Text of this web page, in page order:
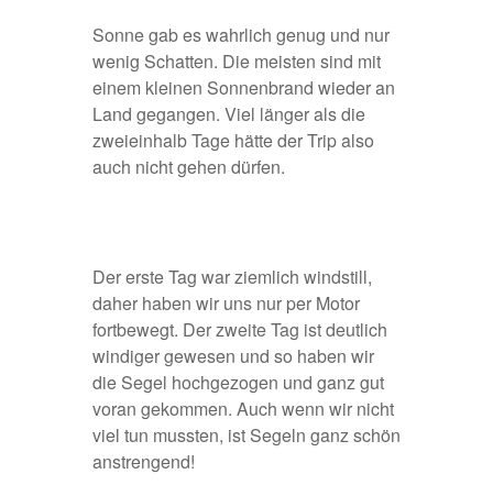
Sonne gab es wahrlich genug und nur
wenig Schatten. Die meisten sind mit
einem kleinen Sonnenbrand wieder an
Land gegangen. Viel länger als die
zweieinhalb Tage hätte der Trip also
auch nicht gehen dürfen.
Der erste Tag war ziemlich windstill,
daher haben wir uns nur per Motor
fortbewegt. Der zweite Tag ist deutlich
windiger gewesen und so haben wir
die Segel hochgezogen und ganz gut
voran gekommen. Auch wenn wir nicht
viel tun mussten, ist Segeln ganz schön
anstrengend!